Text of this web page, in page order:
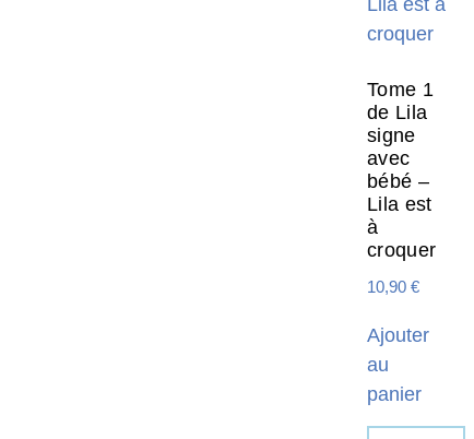
Tome 1
de Lila
signe
avec
bébé –
Lila est
à
croquer
10,90 €
Ajouter
au
panier